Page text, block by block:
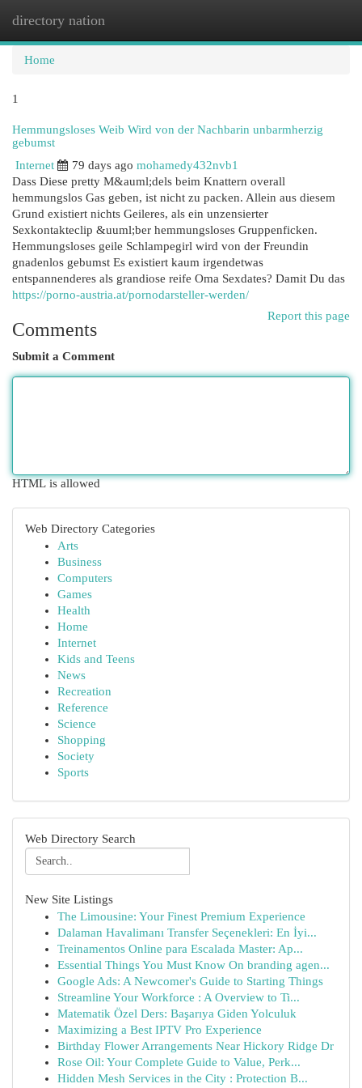
directory nation
Home
1
Hemmungsloses Weib Wird von der Nachbarin unbarmherzig
gebumst
Internet
79 days ago mohamedy432nvb1
Dass Diese pretty M&auml;dels beim Knattern overall
hemmungslos Gas geben, ist nicht zu packen. Allein aus diesem
Grund existiert nichts Geileres, als ein unzensierter
Sexkontakteclip &uuml;ber hemmungsloses Gruppenficken.
Hemmungsloses geile Schlampegirl wird von der Freundin
gnadenlos gebumst Es existiert kaum irgendetwas
entspannenderes als grandiose reife Oma Sexdates? Damit Du das
https://porno-austria.at/pornodarsteller-werden/
Report this page
Comments
Submit a Comment
HTML is allowed
Web Directory Categories
Arts
Business
Computers
Games
Health
Home
Internet
Kids and Teens
News
Recreation
Reference
Science
Shopping
Society
Sports
Web Directory Search
New Site Listings
The Limousine: Your Finest Premium Experience
Dalaman Havalimanı Transfer Seçenekleri: En İyi...
Treinamentos Online para Escalada Master: Ap...
Essential Things You Must Know On branding agen...
Google Ads: A Newcomer's Guide to Starting Things
Streamline Your Workforce : A Overview to Ti...
Matematik Özel Ders: Başarıya Giden Yolculuk
Maximizing a Best IPTV Pro Experience
Birthday Flower Arrangements Near Hickory Ridge Dr
Rose Oil: Your Complete Guide to Value, Perk...
Hidden Mesh Services in the City : Protection B...